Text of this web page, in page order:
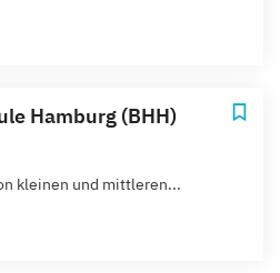
Hamburg (BHH)
kleinen und mittleren...